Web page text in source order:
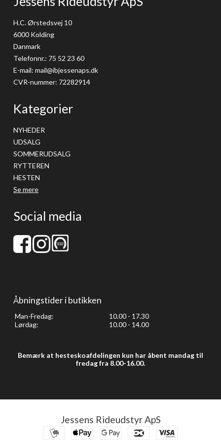
H.C. Ørstedsvej 10
6000 Kolding
Danmark
Telefonnr.: 75 52 23 60
E-mail: mail@ibjessenaps.dk
CVR-nummer: 72282914
Kategorier
NYHEDER
UDSALG
SOMMERUDSALG
RYTTEREN
HESTEN
Se mere
Social media
Åbningstider i butikken
Man-Fredag:
10.00 - 17.30
Lørdag:
10.00 - 14.00
Bemærk at hesteskoafdelingen kun har åbent mandag til
fredag fra 8.00-16.00.
Jessens Rideudstyr ApS